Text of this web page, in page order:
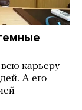
карьеру
А его